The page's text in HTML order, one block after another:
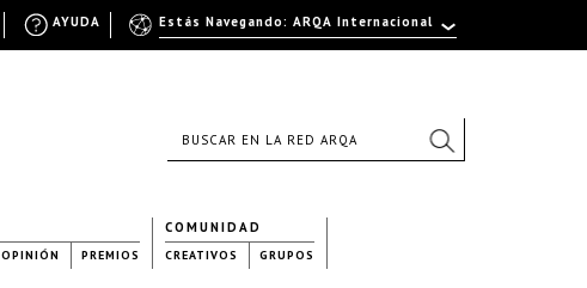
OPINIÓN PREMIOS
COMUNIDAD
CREATIVOS GRUPOS
Estás Navegando: ARQA Internacional
AYUDA